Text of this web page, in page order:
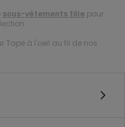
sous-vêtements fille pour
Tape à l'oeil au fil de nos